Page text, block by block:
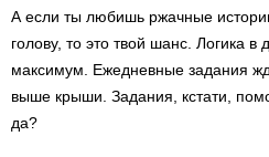
А если ты любишь ржачные
голову, то это твой шанс. Логика в
максимум. Ежедневные задания
выше крыши. Задания, кстати,
да?